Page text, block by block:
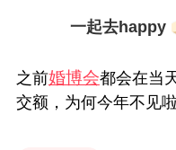
一起去happy
之前婚博会都会在当
交额，为何今年不见